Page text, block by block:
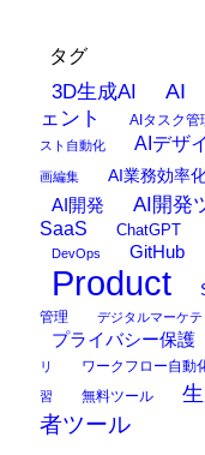
タグ
3D生成AI AI
ェント
AIタスク管
スト自動化
AIデザ
画編集 AI業務効率
AI開発 AI開発
SaaS
ChatGPT
DevOps GitHub
Product
管理
デジタルマーケ
プライバシー保護
リ
ワークフロー自動
習 無料ツール
者ツール